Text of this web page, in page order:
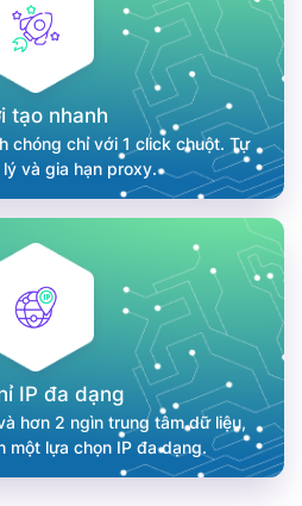
tạo nhanh
chóng chỉ với 1 click chuột. Tự
và gia hạn proxy.
IP đa dạng
hơn 2 ngìn trung tâm dữ liệu,
một lựa chọn IP đa dạng.